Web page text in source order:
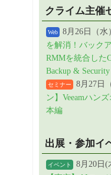
クライム主催
Web 8月26日（水
を解消！バック
RMMを統合した
Backup & Security
セミナー 8月27日
ン】Veeamハン
本編
出展・参加イ
イベント
8月20日(